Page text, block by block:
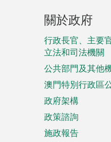
頁
腳
菜
單
關於政府
行政長官、主要官
立法和司法機關
公共部門及其他
澳門特別行政區
政府架構
政策諮詢
施政報告